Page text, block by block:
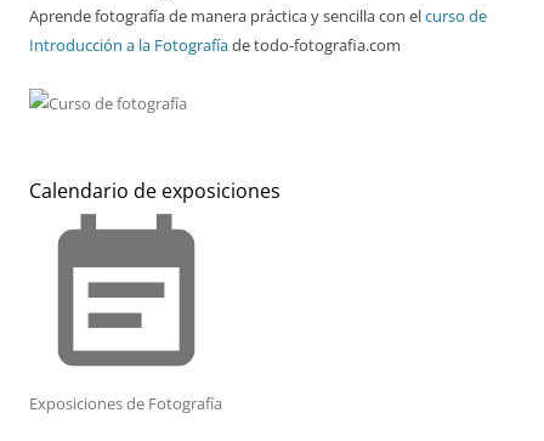
Aprende fotografía de manera práctica y sencilla con elcurso de
Introducción a la Fotografíade todo-fotografia.com
Calendario de exposiciones
event_note
Exposiciones de Fotografía